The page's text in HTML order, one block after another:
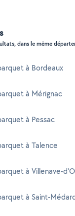
dans le même
à Bordeaux
à Mérignac
à Pessac
à Talence
à Villenave-
à Saint-